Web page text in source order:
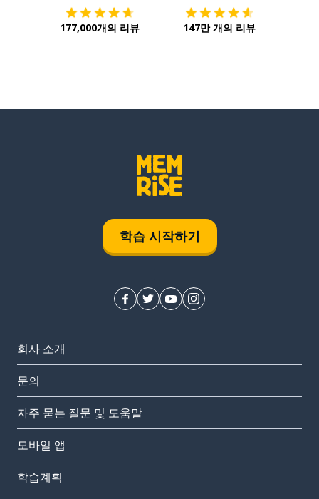
177,000개의 리뷰 147만 개의 리뷰
학습 시작하기
회사 소개
문의
자주 묻는 질문 및 도움말
모바일 앱
학습계획